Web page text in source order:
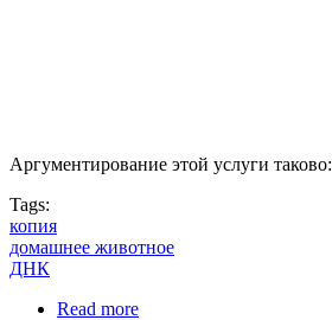
Аргументирование этой услуги таково:
Tags:
копия
домашнее животное
ДНК
Read more